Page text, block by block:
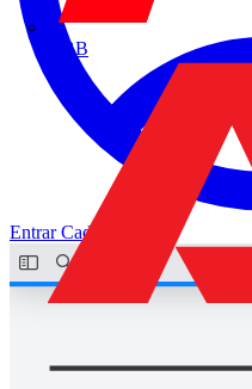
ABB
EntrarCadastrar